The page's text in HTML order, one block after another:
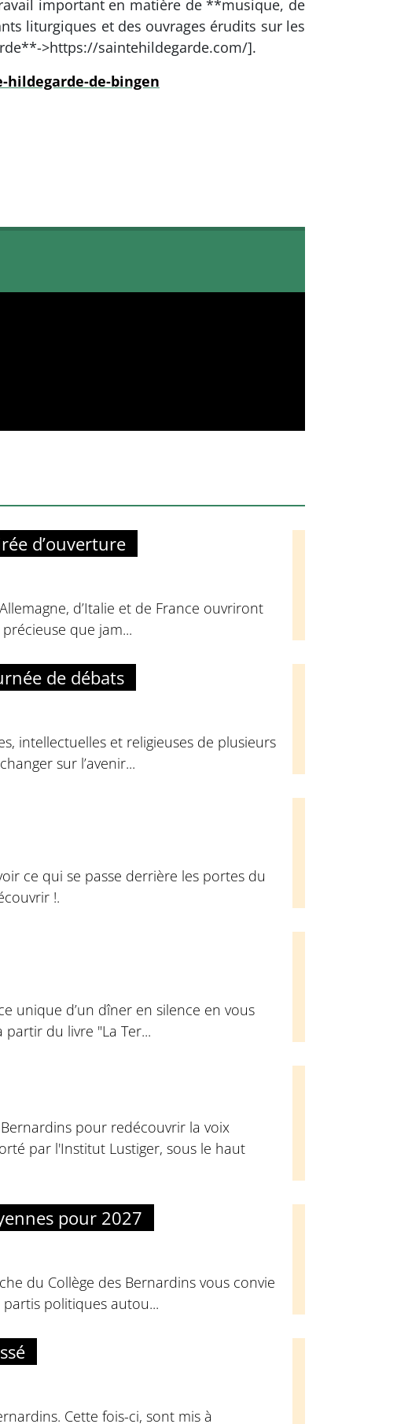
important en matière de **musique, de
liturgiques et des ouvrages érudits sur les
>https://saintehildegarde.com/].
de-bingen
d’ouverture
d’Italie et de France ouvriront
que jam...
de débats
intellectuelles et religieuses de plusieurs
sur l’avenir...
ce qui se passe derrière les portes du
!.
unique d’un dîner en silence en vous
du livre "La Ter...
pour redécouvrir la voix
par l'Institut Lustiger, sous le haut
pour 2027
du Collège des Bernardins vous convie
politiques autou...
Cette fois-ci, sont mis à